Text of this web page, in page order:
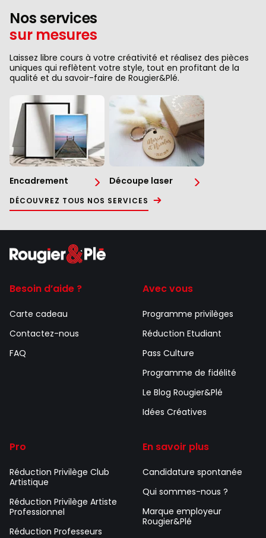
Nos services
sur mesures
Laissez libre cours à votre créativité et réalisez des pièces
uniques qui reflètent votre style, tout en profitant de la
qualité et du savoir-faire de Rougier&Plé.
Encadrement Découpe laser
DÉCOUVREZ TOUS NOS SERVICES
Besoin d’aide ?
Carte cadeau
Contactez-nous
FAQ
Avec vous
Programme privilèges
Réduction Etudiant
Pass Culture
Programme de fidélité
Le Blog Rougier&Plé
Idées Créatives
Pro
Réduction Privilège Club
Artistique
Réduction Privilège Artiste
Professionnel
Réduction Professeurs
En savoir plus
Candidature spontanée
Qui sommes-nous ?
Marque employeur
Rougier&Plé